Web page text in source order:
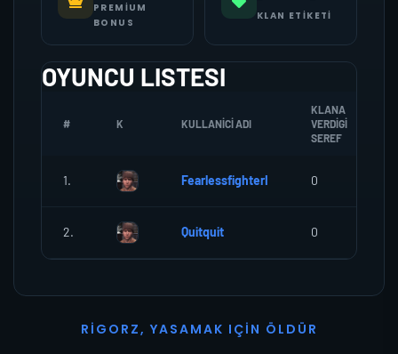
PREMIUM
BONUS
KLAN ETIKETI
OYUNCU LISTESI
# K KULLANICI ADI
KLANA
VERDIGI
SEREF
1. FearlessfighterI 0
2. Quitquit 0
R I G O R Z, YASAMAK I ÇI N Ö L D Ü R